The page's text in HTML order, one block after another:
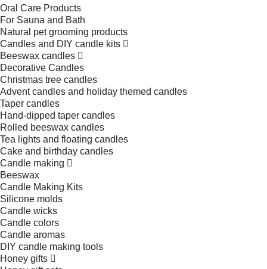
Oral Care Products
For Sauna and Bath
Natural pet grooming products
Candles and DIY candle kits
Beeswax candles
Decorative Candles
Christmas tree candles
Advent candles and holiday themed candles
Taper candles
Hand-dipped taper candles
Rolled beeswax candles
Tea lights and floating candles
Cake and birthday candles
Candle making
Beeswax
Candle Making Kits
Silicone molds
Candle wicks
Candle colors
Candle aromas
DIY candle making tools
Honey gifts